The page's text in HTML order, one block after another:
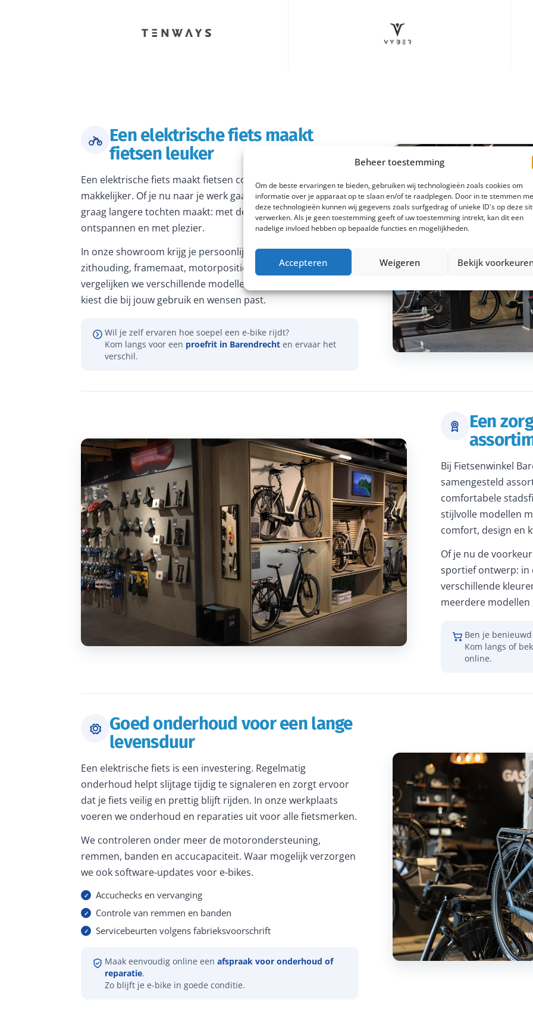
Beheer toestemming
Om de beste ervaringen te bieden, gebruiken wij technologieën zoals cookies om
informatie over je apparaat op te slaan en/of te raadplegen. Door in te stemmen
deze technologieën kunnen wij gegevens zoals surfgedrag of unieke ID's op deze
verwerken. Als je geen toestemming geeft of uw toestemming intrekt, kan dit een
nadelige invloed hebben op bepaalde functies en mogelijkheden.
Accepteren Weigeren Bekijk
Een elektrische fiets maakt
fietsen leuker
Een elektrische fiets maakt fietsen comfortabeler en
makkelijker. Of je nu naar je werk gaat, boodschappen doet of
graag langere tochten maakt: met de juiste e-bike rijd je
ontspannen en met plezier.
In onze showroom krijg je persoonlijk advies over onder meer
zithouding, framemaat, motorpositie en actieradius. Samen
vergelijken we verschillende modellen, zodat je een e-bike
kiest die bij jouw gebruik en wensen past.
Wil je zelf ervaren hoe soepel een e-bike rijdt?
Kom langs voor een proefrit in Barendrecht en ervaar het
verschil.
Een
Bij Fietsenwinkel
samengesteld
comfortabele
stijlvolle modellen
comfort, design en
Of je nu de
sportief ontwerp: in
verschillende
meerdere
Ben je
Kom langs of
online.
Goed onderhoud voor een lange
levensduur
Een elektrische fiets is een investering. Regelmatig
onderhoud helpt slijtage tijdig te signaleren en zorgt ervoor
dat je fiets veilig en prettig blijft rijden. In onze werkplaats
voeren we onderhoud en reparaties uit voor alle fietsmerken.
We controleren onder meer de motorondersteuning,
remmen, banden en accucapaciteit. Waar mogelijk verzorgen
we ook software-updates voor e-bikes.
Accuchecks en vervanging
Controle van remmen en banden
Servicebeurten volgens fabrieksvoorschrift
Maak eenvoudig online een afspraak voor onderhoud of
reparatie.
Zo blijft je e-bike in goede conditie.